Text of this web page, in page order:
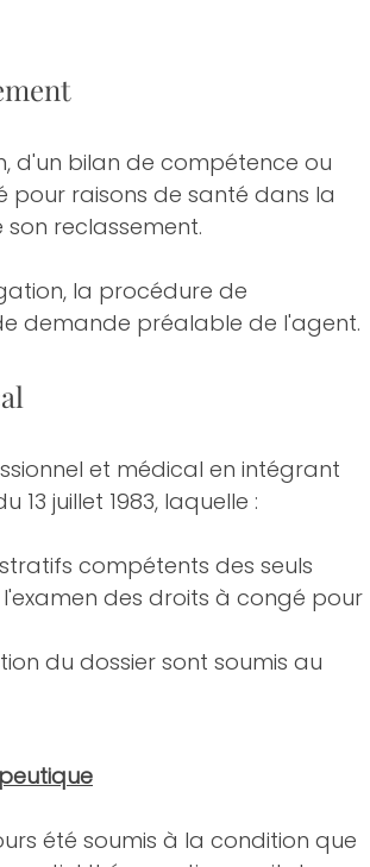
d'un bilan de compétence ou
raisons de santé dans la
reclassement.
la procédure de
demande préalable de l'agent.
et médical en intégrant
13 juillet 1983, laquelle :
compétents des seuls
des droits à congé pour
du dossier sont soumis au
été soumis à la condition que